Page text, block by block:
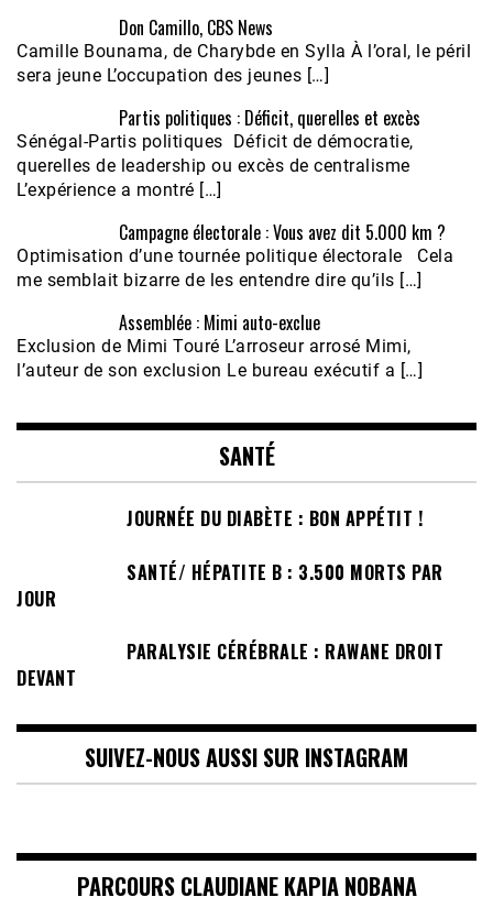
Don Camillo, CBS News
Camille Bounama, de Charybde en Sylla À l’oral, le péril
sera jeune L’occupation des jeunes […]
Partis politiques : Déficit, querelles et excès
Sénégal-Partis politiques Déficit de démocratie,
querelles de leadership ou excès de centralisme
L’expérience a montré […]
Campagne électorale : Vous avez dit 5.000 km ?
Optimisation d’une tournée politique électorale Cela
me semblait bizarre de les entendre dire qu’ils […]
Assemblée : Mimi auto-exclue
Exclusion de Mimi Touré L’arroseur arrosé Mimi,
l’auteur de son exclusion Le bureau exécutif a […]
SANTÉ
JOURNÉE DU DIABÈTE : BON APPÉTIT !
SANTÉ/ HÉPATITE B : 3.500 MORTS PAR
JOUR
PARALYSIE CÉRÉBRALE : RAWANE DROIT
DEVANT
SUIVEZ-NOUS AUSSI SUR INSTAGRAM
PARCOURS CLAUDIANE KAPIA NOBANA